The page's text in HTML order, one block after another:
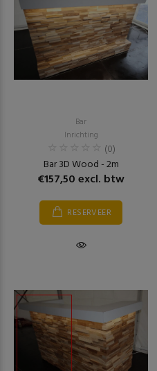
Bar
Inrichting
(0)
Bar 3D Wood - 2m
€157,50 excl. btw
RESERVEER